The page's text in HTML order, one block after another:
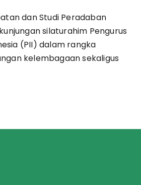
dan Studi Peradaban
silaturahim Pengurus
(PII) dalam rangka
kelembagaan sekaligus